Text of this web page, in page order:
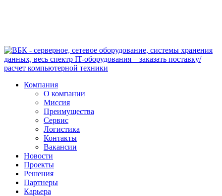
Компания
О компании
Миссия
Преимущества
Сервис
Логистика
Контакты
Вакансии
Новости
Проекты
Решения
Партнеры
Карьера